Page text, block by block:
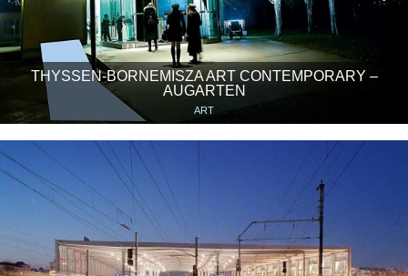
THYSSEN-BORNEMISZA ART CONTEMPORARY –
AUGARTEN
ART